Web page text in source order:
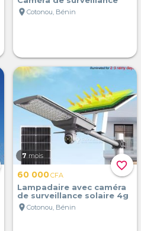
location_on Cotonou, Bénin
favorite_border
7 mois
60 000CFA
Lampadaire avec caméra
de surveillance solaire 4g
location_on Cotonou, Bénin